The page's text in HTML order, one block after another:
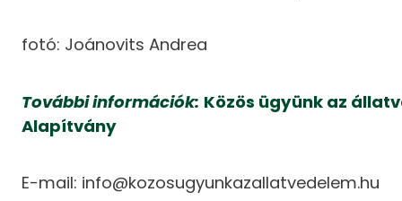
fotó: Joánovits Andrea
További információk: Közös ügyünk az
Alapítvány
E-mail: info@kozosugyunkazallatvedelem.hu